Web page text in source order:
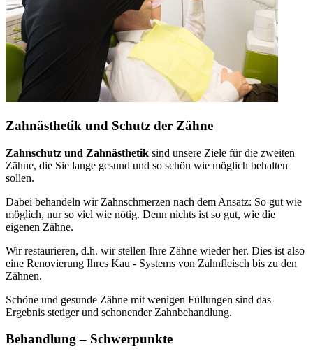
Zahnästhetik und Schutz der Zähne
Zahnschutz und Zahnästhetik sind unsere Ziele für die zweiten
Zähne, die Sie lange gesund und so schön wie möglich behalten
sollen.
Dabei behandeln wir Zahnschmerzen nach dem Ansatz: So gut wie
möglich, nur so viel wie nötig. Denn nichts ist so gut, wie die
eigenen Zähne.
Wir restaurieren, d.h. wir stellen Ihre Zähne wieder her. Dies ist also
eine Renovierung Ihres Kau - Systems von Zahnfleisch bis zu den
Zähnen.
Schöne und gesunde Zähne mit wenigen Füllungen sind das
Ergebnis stetiger und schonender Zahnbehandlung.
Behandlung – Schwerpunkte